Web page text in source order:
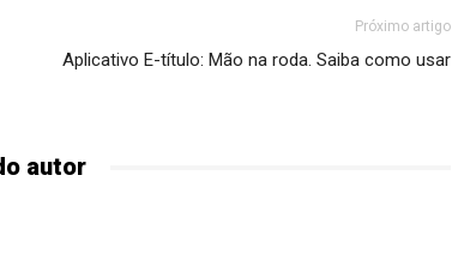
Próximo artigo
Aplicativo E-título: Mão na roda. Saiba como usar
autor